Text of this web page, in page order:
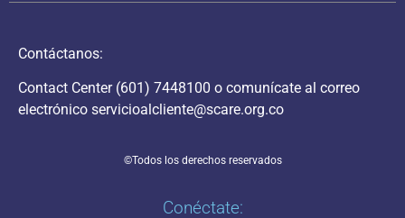
Contáctanos:
Contact Center (601) 7448100 o comunícate al correo
electrónico servicioalcliente@scare.org.co
©Todos los derechos reservados
Conéctate: